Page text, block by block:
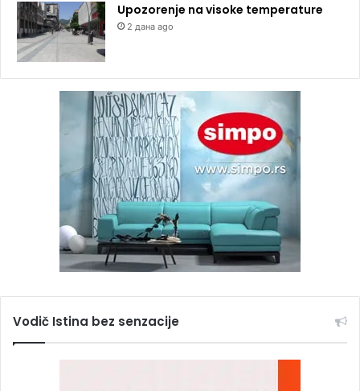
Upozorenje na visoke temperature
2 дана ago
Vodič Istina bez senzacije